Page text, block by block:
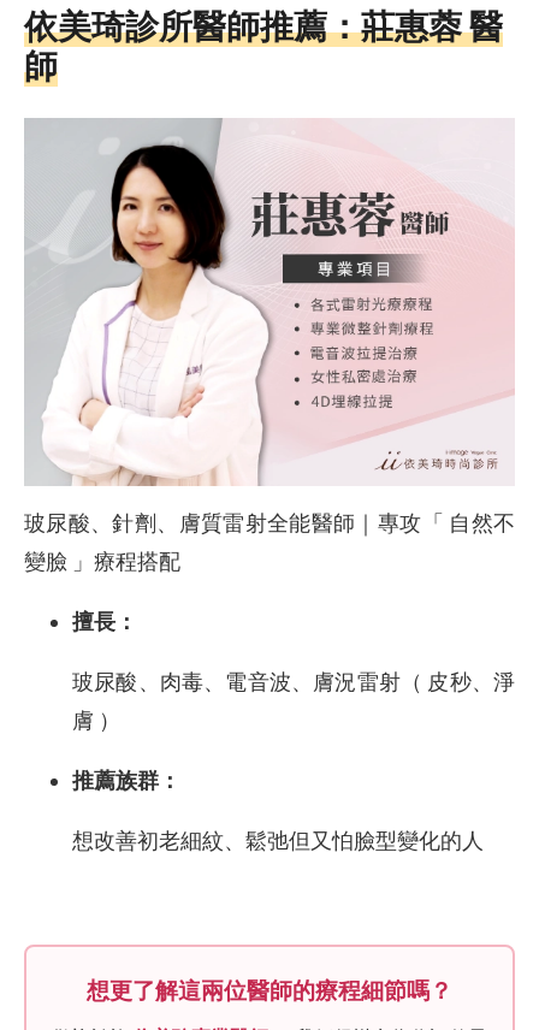
依美琦診所醫師推薦：莊惠蓉 醫
師
玻尿酸、針劑、膚質雷射全能醫師｜專攻「 自然不
變臉 」療程搭配
擅長：
玻尿酸、肉毒、電音波、膚況雷射（ 皮秒、淨
膚 ）
推薦族群：
想改善初老細紋、鬆弛但又怕臉型變化的人
想更了解這兩位醫師的療程細節嗎？